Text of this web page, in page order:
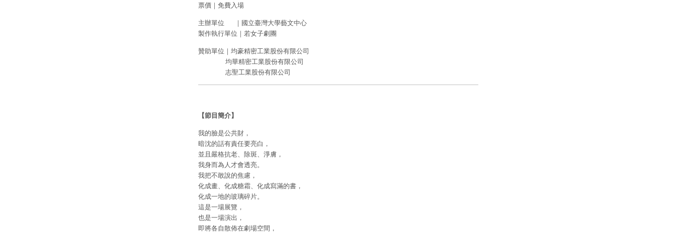
票價｜免費入場
主辦單位 ｜國立臺灣大學藝文中心
製作執行單位｜若女子劇團
贊助單位｜均豪精密工業股份有限公司
均華精密工業股份有限公司
志聖工業股份有限公司
【節目簡介】
我的臉是公共財，
暗沈的話有責任要亮白，
並且嚴格抗老、除斑、淨膚，
我身而為人才會透亮。
我把不敢說的焦慮，
化成畫、化成糖霜、化成寫滿的書，
化成一地的玻璃碎片。
這是一場展覽，
也是一場演出，
即將各自散佈在劇場空間，